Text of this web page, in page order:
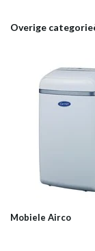
Overige
Mobiele Airco